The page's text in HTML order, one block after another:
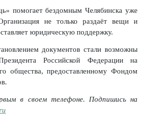
помогает бездомным Челябинска уже
не только раздаёт вещи и
юридическую поддержку.
документов стали возможны
Российской Федерации на
общества, предоставленному Фондом
в своем телефоне. Подпишись на